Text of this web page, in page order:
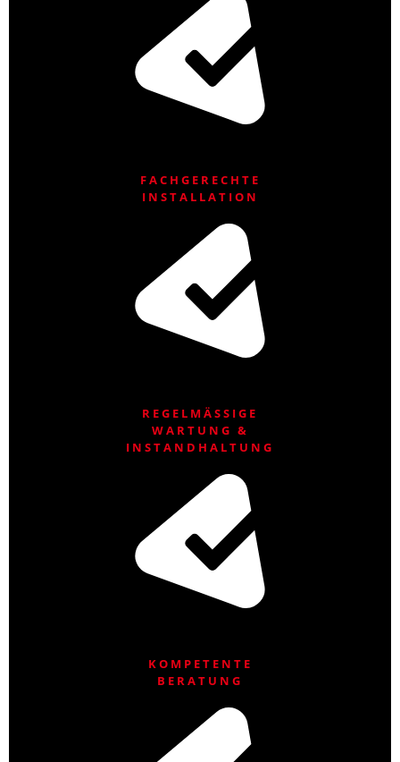
FACHGERECHTE
INSTALLATION
REGELMÄSSIGE
WARTUNG &
INSTANDHALTUNG
KOMPETENTE
BERATUNG